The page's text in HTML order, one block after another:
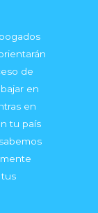
de
en
en
tu país